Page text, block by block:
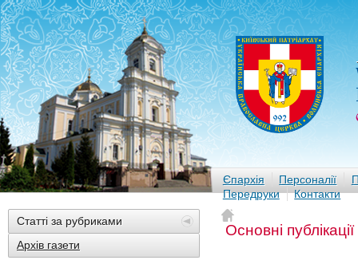
Єпархія Персоналії
Передруки
Контакти
Статті за рубриками
Архів газети
Основні